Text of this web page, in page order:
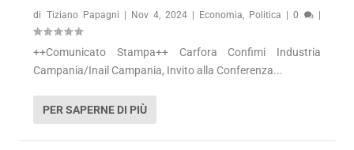
di Tiziano Papagni Nov 4, 2024| Economia, Politica |0 |
++Comunicato Stampa++ Carfora Confimi Industria
Campania/Inail Campania, Invito alla Conferenza...
PER SAPERNE DI PIÙ